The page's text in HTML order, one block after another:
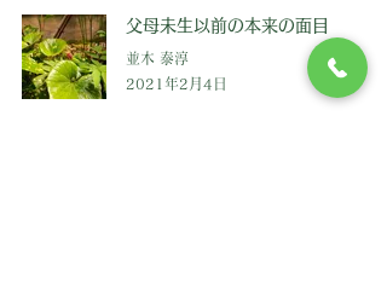
父母未生以前の本来の面目
並木 泰淳
2021年2月4日